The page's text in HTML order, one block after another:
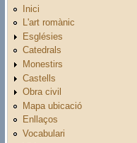
Inici
L'art romànic
Esglésies
Catedrals
Monestirs
Castells
Obra civil
Mapa ubicació
Enllaços
Vocabulari